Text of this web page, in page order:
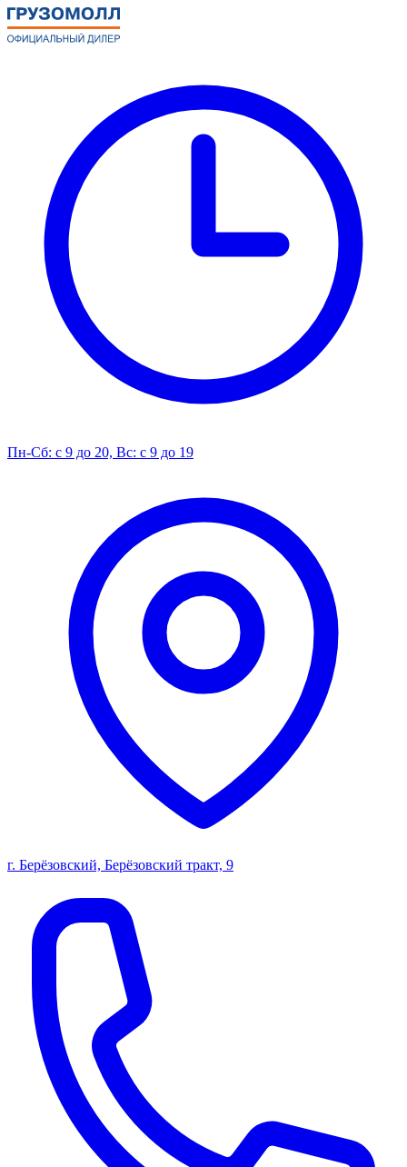
Пн-Сб: с 9 до 20, Вс: с 9 до 19
г. Берёзовский, Берёзовский тракт, 9